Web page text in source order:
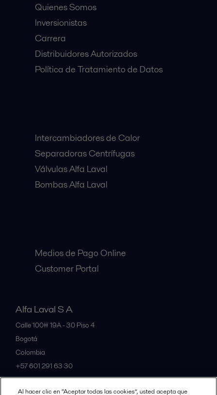
Quienes Somos
Inversionistas
Carrera
Distribuidores Autorizados
Política de Tratamiento de Datos
Intercambiadores de Calor
Separadoras Centrífugas
Válvulas Alfa Laval
Bombas Alfa Laval
Medios de Pago Online
Customer Portal
Alfa Laval S A
Calle 100# 19A - 30 Piso 4
Bogotá
Colombia
+57 601 291 63 30
Al hacer clic en “Aceptar todas las cookies”, usted acepta que